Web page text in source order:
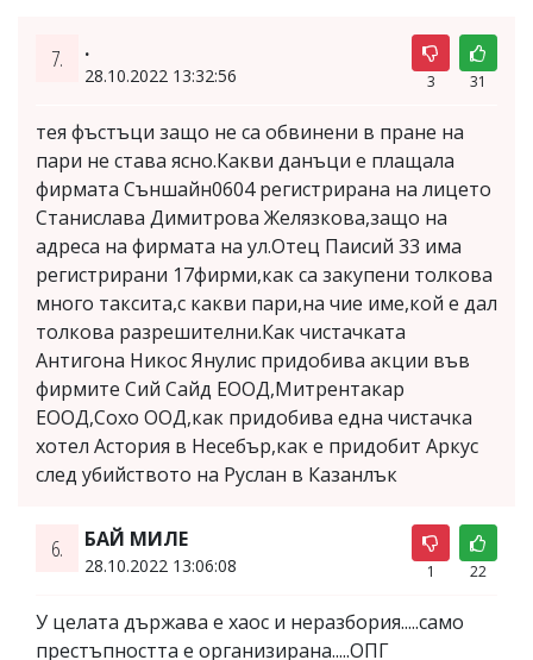
7. .
28.10.2022 13:32:56 3 31
тея фъстъци защо не са обвинени в пране на
пари не става ясно.Какви данъци е плащала
фирмата Съншайн0604 регистрирана на лицето
Станислава Димитрова Желязкова,защо на
адреса на фирмата на ул.Отец Паисий 33 има
регистрирани 17фирми,как са закупени толкова
много таксита,с какви пари,на чие име,кой е дал
толкова разрешителни.Как чистачката
Антигона Никос Янулис придобива акции във
фирмите Сий Сайд ЕООД,Митрентакар
ЕООД,Сохо ООД,как придобива една чистачка
хотел Астория в Несебър,как е придобит Аркус
след убийството на Руслан в Казанлък
6. БАЙ МИЛЕ
28.10.2022 13:06:08 1 22
У целата държава е хаос и неразбория.....само
престъпността е организирана.....ОПГ